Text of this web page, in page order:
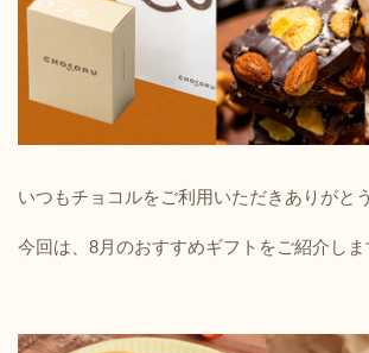
いつもチョコルをご利用いただきありがと
今回は、8月のおすすめギフトをご紹介しま